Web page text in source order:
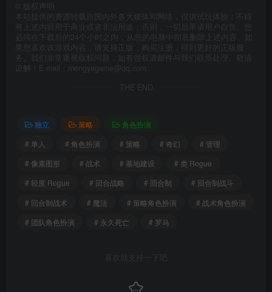
版权声明
本站提供的资源转载自国内外各大媒体和网络，仅供试玩体验；不得
将上述内容用于商业或者非法用途，否则，一切后果请用户自负。您
必须在下载后的24个小时之内，从您的电脑中彻底删除上述内容。如
果您喜欢该游戏内容，请支持正版，购买注册，得到更好的正版服
务。我们非常重视版权问题，如有侵权请邮件与我们联系处理。敬请
谅解！E-mail：mengyagame@qq.com
THE END
独立 策略
角色扮演
# 单人
# 角色扮演 # 策略 # 奇幻
# 管理
# 像素图形
# 战术 # 基地建设
# 类 Rogue
# 轻度 Rogue
# 回合战略 # 回合制
# 回合制战斗
# 回合制战术
# 魔法 # 策略角色扮演
# 战术角色扮演
# 团队角色扮演
# 永久死亡 # 罗马
喜欢就支持一下吧